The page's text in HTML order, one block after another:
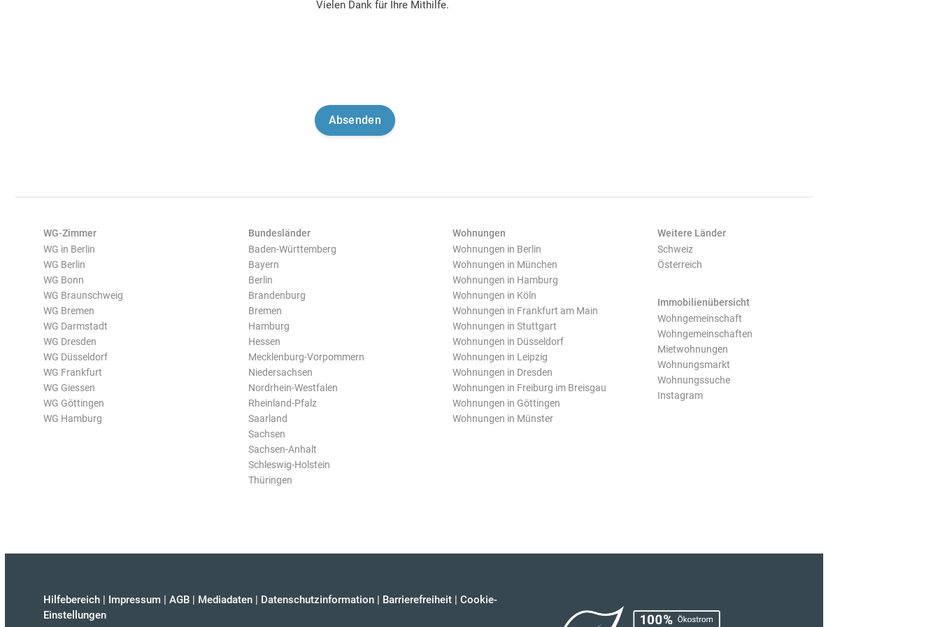
Vielen Dank für Ihre Mithilfe.
WG-Zimmer
WG in Berlin
WG Berlin
WG Bonn
WG Braunschweig
WG Bremen
WG Darmstadt
WG Dresden
WG Düsseldorf
WG Frankfurt
WG Giessen
WG Göttingen
WG Hamburg
Bundesländer
Baden-Württemberg
Bayern
Berlin
Brandenburg
Bremen
Hamburg
Hessen
Mecklenburg-Vorpommern
Niedersachsen
Nordrhein-Westfalen
Rheinland-Pfalz
Saarland
Sachsen
Sachsen-Anhalt
Schleswig-Holstein
Thüringen
Wohnungen
Wohnungen in Berlin
Wohnungen in München
Wohnungen in Hamburg
Wohnungen in Köln
Wohnungen in Frankfurt am Main
Wohnungen in Stuttgart
Wohnungen in Düsseldorf
Wohnungen in Leipzig
Wohnungen in Dresden
Wohnungen in Freiburg im Breisgau
Wohnungen in Göttingen
Wohnungen in Münster
Weitere Länder
Schweiz
Österreich
Immobilienübersicht
Wohngemeinschaft
Wohngemeinschaften
Mietwohnungen
Wohnungsmarkt
Wohnungssuche
Instagram
Hilfebereich | Impressum | AGB | Mediadaten | Datenschutzinformation | Barrierefreiheit | Cookie-
Einstellungen